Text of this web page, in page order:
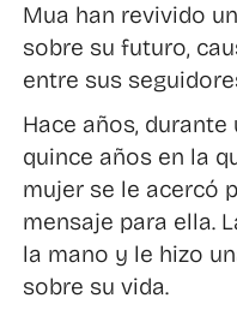
Mua han revivido
sobre su futuro,
entre sus
Hace años,
quince años en la
mujer se le acercó
mensaje para ella.
la mano y le hizo
sobre su vida.